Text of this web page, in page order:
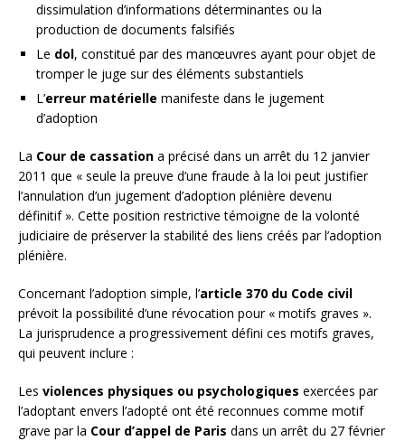
dissimulation d’informations déterminantes ou la
production de documents falsifiés
Le dol, constitué par des manœuvres ayant pour objet de
tromper le juge sur des éléments substantiels
L’erreur matérielle manifeste dans le jugement
d’adoption
La Cour de cassation a précisé dans un arrêt du 12 janvier
2011 que « seule la preuve d’une fraude à la loi peut justifier
l’annulation d’un jugement d’adoption plénière devenu
définitif ». Cette position restrictive témoigne de la volonté
judiciaire de préserver la stabilité des liens créés par l’adoption
plénière.
Concernant l’adoption simple, l’article 370 du Code civil
prévoit la possibilité d’une révocation pour « motifs graves ».
La jurisprudence a progressivement défini ces motifs graves,
qui peuvent inclure :
Les violences physiques ou psychologiques exercées par
l’adoptant envers l’adopté ont été reconnues comme motif
grave par la Cour d’appel de Paris dans un arrêt du 27 février